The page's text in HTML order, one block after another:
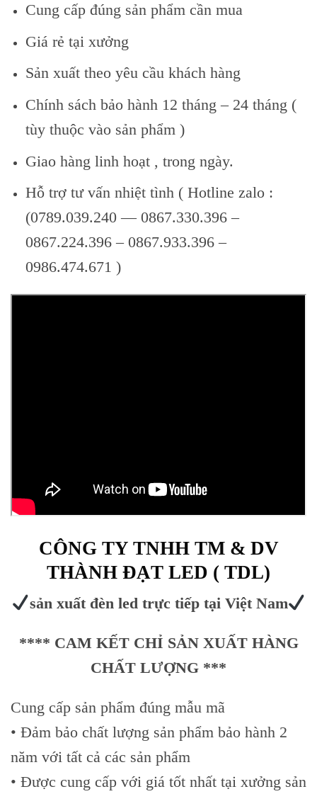
Cung cấp đúng sản phẩm cần mua
Giá rẻ tại xưởng
Sản xuất theo yêu cầu khách hàng
Chính sách bảo hành 12 tháng – 24 tháng (
tùy thuộc vào sản phẩm )
Giao hàng linh hoạt , trong ngày.
Hỗ trợ tư vấn nhiệt tình ( Hotline zalo :
(0789.039.240 — 0867.330.396 –
0867.224.396 – 0867.933.396 –
0986.474.671 )
CÔNG TY TNHH TM & DV
THÀNH ĐẠT LED ( TDL)
sản xuất đèn led trực tiếp tại Việt Nam
**** CAM KẾT CHỈ SẢN XUẤT HÀNG
CHẤT LƯỢNG ***
Cung cấp sản phẩm đúng mẫu mã
• Đảm bảo chất lượng sản phẩm bảo hành 2
năm với tất cả các sản phẩm
• Được cung cấp với giá tốt nhất tại xưởng sản